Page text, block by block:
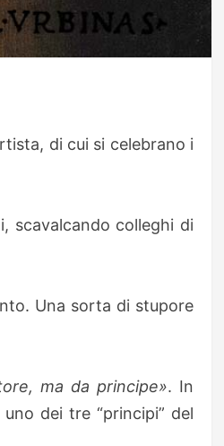
di cui si celebrano i
scavalcando colleghi di
Una sorta di stupore
ma da principe». In
dei tre “principi” del